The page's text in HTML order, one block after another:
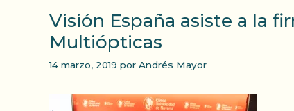
Visión España asiste a la
Multiópticas
14 marzo, 2019 por Andrés Mayor